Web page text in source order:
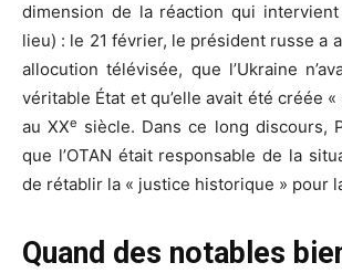
dimension de la réaction qui
lieu) : le 21 février, le président russe a
allocution télévisée, que l’Ukraine
véritable État et qu’elle avait été créée
au XXe siècle. Dans ce long discours,
que l’OTAN était responsable de la
de rétablir la « justice historique » pour
Quand des notables